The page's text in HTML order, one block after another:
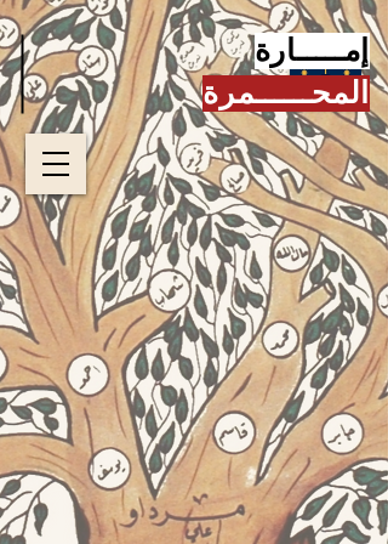
إمـــــارة
المحــــــمرة